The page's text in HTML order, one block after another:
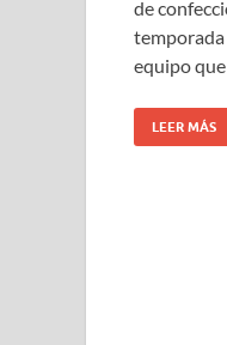
de
temporada
equipo
LEER MÁS